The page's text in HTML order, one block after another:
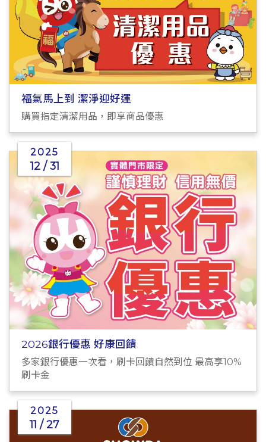
福氣馬上到 潔淨迎好運
購買指定清潔用品，即享商品優惠
2025
12 / 31
2026銀行優惠 好康回饋
多家銀行優惠一次看，刷卡回饋自然到位 最高享10%
刷卡金
2025
11 / 27